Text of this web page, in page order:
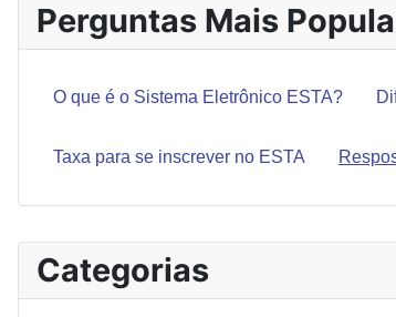
Categorias
Perguntas Mais
O que é o Sistema Eletrônico ESTA?
Taxa para se inscrever no ESTA